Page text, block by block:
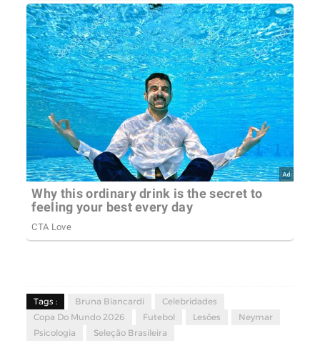
Tags : Bruna Biancardi
Celebridades
Copa Do Mundo 2026
Futebol Lesões
Neymar
Psicologia
Seleção Brasileira